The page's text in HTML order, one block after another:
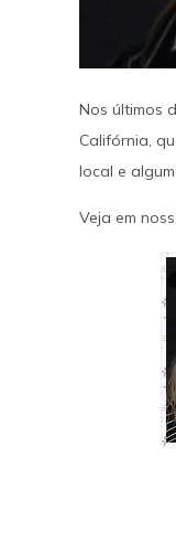
Nos últimos
Califórnia,
local e
Veja em